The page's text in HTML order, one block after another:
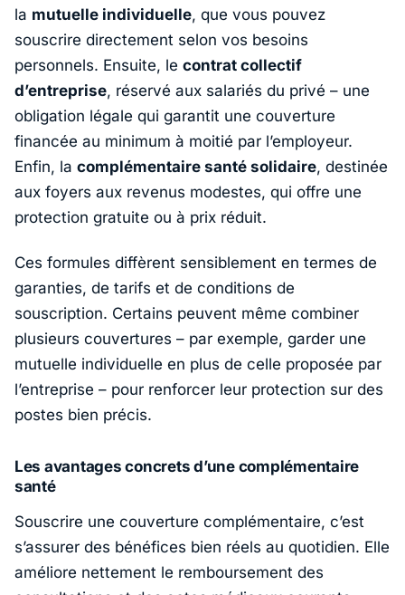
la mutuelle individuelle, que vous pouvez
souscrire directement selon vos besoins
personnels. Ensuite, le contrat collectif
d’entreprise, réservé aux salariés du privé – une
obligation légale qui garantit une couverture
financée au minimum à moitié par l’employeur.
Enfin, la complémentaire santé solidaire, destinée
aux foyers aux revenus modestes, qui offre une
protection gratuite ou à prix réduit.
Ces formules diffèrent sensiblement en termes de
garanties, de tarifs et de conditions de
souscription. Certains peuvent même combiner
plusieurs couvertures – par exemple, garder une
mutuelle individuelle en plus de celle proposée par
l’entreprise – pour renforcer leur protection sur des
postes bien précis.
Les avantages concrets d’une complémentaire
santé
Souscrire une couverture complémentaire, c’est
s’assurer des bénéfices bien réels au quotidien. Elle
améliore nettement le remboursement des